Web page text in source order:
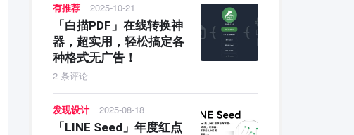
有推荐 2025-10-21
「白描PDF」在线转换神
器，超实用，轻松搞定各
种格式无广告！
2 条评论
发现设计 2025-08-18
「LINE Seed」年度红点